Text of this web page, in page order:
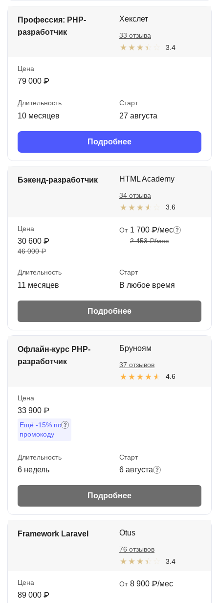
Профессия: PHP-
разработчик
Хекслет
3.4
33 отзыва
Цена
79 000 ₽
Длительность
10 месяцев
Старт
27 августа
Подробнее
Бэкенд-разработчик HTML Academy
3.6
34 отзыва
Цена
30 600 ₽
46 000 ₽
От 1 700 ₽/мес
2 453 ₽/мес
Длительность
11 месяцев
Старт
В любое время
Подробнее
Офлайн-курс PHP-
разработчик
Бруноям
4.6
37 отзывов
Цена
33 900 ₽
Ещё -15% по
промокоду
Длительность
6 недель
Старт
6 августа
Подробнее
Framework Laravel Otus
3.4
76 отзывов
Цена
89 000 ₽
От 8 900 ₽/мес